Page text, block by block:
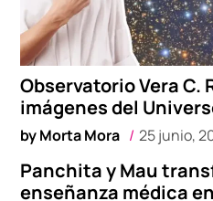
Observatorio Vera C.
imágenes del
byMorta Mora 25 junio,
Panchita y Mau
enseñanza médica